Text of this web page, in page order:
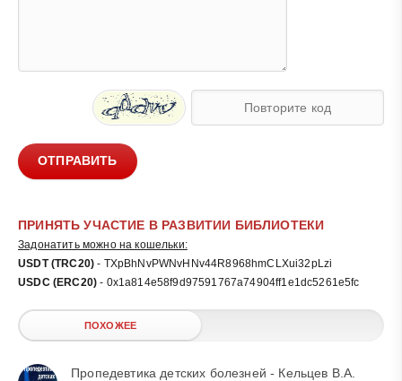
ОТПРАВИТЬ
ПРИНЯТЬ УЧАСТИЕ В РАЗВИТИИ БИБЛИОТЕКИ
Задонатить можно на кошельки:
USDT (TRC20) - TXpBhNvPWNvHNv44R8968hmCLXui32pLzi
USDC (ERC20) - 0x1a814e58f9d97591767a74904ff1e1dc5261e5fc
ПОХОЖЕЕ
Пропедевтика детских болезней - Кельцев В.А.